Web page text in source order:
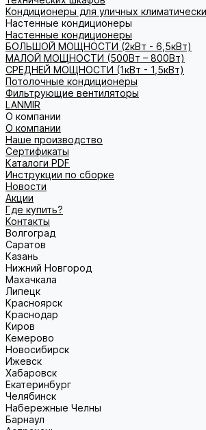
Кондиционеры для уличных
Настенные кондиционеры
Настенные кондиционеры
БОЛЬШОЙ МОЩНОСТИ (2кВт - 6,5кВт)
МАЛОЙ МОЩНОСТИ (500Вт – 800Вт)
СРЕДНЕЙ МОЩНОСТИ (1кВт - 1,5кВт)
Потолочные кондиционеры
Фильтрующие вентиляторы
LANMIR
О компании
О компании
Наше производство
Сертификаты
Каталоги PDF
Инструкции по сборке
Новости
Акции
Где купить?
Контакты
Волгоград
Саратов
Казань
Нижний Новгород
Махачкала
Липецк
Красноярск
Краснодар
Киров
Кемерово
Новосибирск
Ижевск
Хабаровск
Екатеринбург
Челябинск
Набережные Челны
Барнаул